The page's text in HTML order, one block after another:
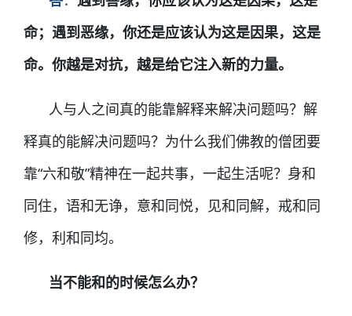
命；遇到恶缘，你还是应该认为这是因果，这是
命。你越是对抗，越是给它注入新的力量。
人与人之间真的能靠解释来解决问题吗？解
释真的能解决问题吗？为什么我们佛教的僧团要
靠“六和敬”精神在一起共事，一起生活呢？身和
同住，语和无诤，意和同悦，见和同解，戒和同
修，利和同均。
当不能和的时候怎么办？